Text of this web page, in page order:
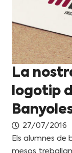
La
logotip
27/07/2016
Els alumnes
mesos